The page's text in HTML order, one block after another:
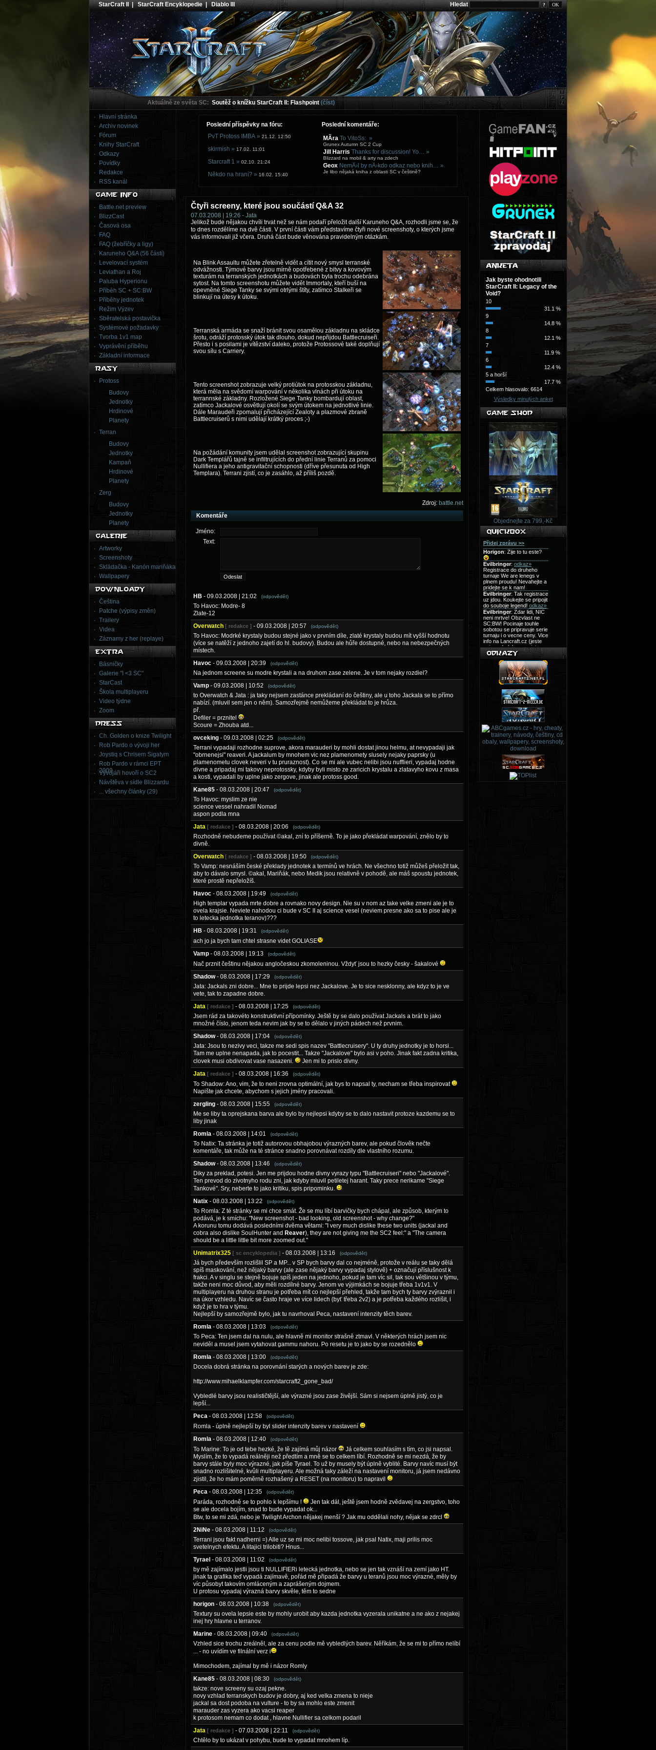
StarCraft II |StarCraft Encyklopedie|Diablo III Hledat ?
Aktuálně ze světa SC: Soutěž o knížku StarCraft II: Flashpoint (číst)
Hlavní stránka
Archiv novinek
Fórum
Knihy StarCraft
Odkazy
Povídky
Redakce
RSS kanál
Battle.net preview
BlizzCast
Časová osa
FAQ
FAQ (žebříčky a ligy)
Karuneho Q&A (56 částí)
Levelovací systém
Leviathan a Roj
Paluba Hyperionu
Příběh SC + SC:BW
Příběhy jednotek
Režim Výzev
Sběratelská postavička
Systémové požadavky
Tvorba 1v1 map
Vyprávění příběhu
Základní informace
Protoss
Budovy
Jednotky
Hrdinové
Planety
Terran
Budovy
Jednotky
Kampaň
Hrdinové
Planety
Zerg
Budovy
Jednotky
Planety
Artworky
Screenshoty
Skládačka - Kanón mariňáka
Wallpapery
Čeština
Patche (výpisy změn)
Trailery
Videa
Záznamy z her (replaye)
Básničky
Galerie "I <3 SC"
StarCast
Škola multiplayeru
Video týdne
Zoom
Ch. Golden o knize Twilight
Rob Pardo o vývoji her
Joystiq s Chrisem Sigatym
Rob Pardo v rámci EPT
2009
Vývojáři hovoří o SC2
Návštěva v sídle Blizzardu
... všechny články (29)
Poslední příspěvky na fóru:
Poslední komentáře:
PvT Protoss IMBA » 21.12. 12:50
skirmish » 17.02. 11:01
Starcraft 1 » 02.10. 21:24
Někdo na hraní? » 16.02. 15:40
MÃ­ra To VitoSs: »
Grunex Autumn SC 2 Cup
Jill Harris Thanks for discussion! Yo… »
Blizzard na mobil & arty na zdech
Geox NemÄ›l by nÄ›kdo odkaz nebo knih… »
Je libo nějaká kniha z oblasti SC v češtině?
Čtyři screeny, které jsou součástí Q&A 32
07.03.2008 | 19:26 - Jata
Jelikož bude nějakou chvíli trvat než se nám podaří přeložit další Karuneho Q&A, rozhodli jsme se, že
to dnes rozdělíme na dvě části. V první části vám představíme čtyři nové screenshoty, o kterých jsme
vás informovali již včera. Druhá část bude věnována pravidelným otázkám.
Na Blink Assaultu můžete zřetelně vidět a cítit nový smysl terranské
odvážnosti. Týmové barvy jsou mírně opotřebené z bitvy a kovovým
texturám na terranských jednotkách a budovách byla trochu odebrána
sytost. Na tomto screenshotu můžete vidět Immortaly, kteří buší na
opevněné Siege Tanky se svými otrlými štíty, zatímco Stalkeři se
blinkují na útesy k útoku.
Terranská armáda se snaží bránit svou osamělou základnu na skládce
šrotu, odráží protosský útok tak dlouho, dokud nepřijdou Battlecruiseři.
Přesto i s posilami je vítězství daleko, protože Protossové také doplňují
svou sílu s Carriery.
Tento screenshot zobrazuje velký protiútok na protosskou základnu,
která měla na svědomí warpování v několika vlnách při útoku na
terrannské základny. Rozložené Siege Tanky bombardují oblast,
zatímco Jackalové osvětlují okolí se svým útokem na jednotlivé linie.
Dále Maraudeři zpomalují přicházející Zealoty a plazmové zbraně
Battlecruiserů s nimi udělají krátký proces ;-)
Na požádání komunity jsem udělal screenshot zobrazující skupinu
Dark Templářů tajně se infiltrujících do přední linie Terranů za pomoci
Nullifiera a jeho antigravitační schopnosti (dříve přesunuta od High
Templara). Terrani zjistí, co je zasáhlo, až příliš pozdě.
Zdroj: battle.net
Komentáře
Jméno:
Text:
HB - 09.03.2008 | 21:02 (odpovědět)
To Havoc: Modre- 8
Zlate-12
Overwatch [ redakce ] - 09.03.2008 | 20:57 (odpovědět)
To Havoc: Modrké krystaly budou stejné jako v prvním díle, zlaté krystaly budou mít vyšší hodnotu
(více se natěží z jednoho zajetí do hl. budovy). Budou ale hůře dostupné, nebo na nebezpečných
místech.
Havoc - 09.03.2008 | 20:39 (odpovědět)
Na jednom screene su modre krystali a na druhom zase zelene. Je v tom nejaky rozdiel?
Vamp - 09.03.2008 | 10:52 (odpovědět)
to Overwatch & Jata : ja taky nejsem zastánce prekládaní do češtiny, ale u toho Jackala se to přímo
nabízí. (mluvil sem jen o něm). Samozřejmě nemůžeme překládat to je hrůza.
př.
Defiler = prznitel
Scoure = Zhouba atd...
ovceking - 09.03.2008 | 02:25 (odpovědět)
Terrani vypadaji rozhodne suprove, akora marauderi by mohli dostat jinou helmu, at nevypadaji jak
"obrnenejsi" reaveri. A jackalum by mnohem vic nez plamenomety slusely nejaky paprsky (u
plamenometu clovek neveri v tu pruraznost). Co se mi ale vubec nelibi jsou nufflieri, vypadaj hodne
divne a pripadaj mi takovy neprotossky, kdyby byli misto ze zaricich krystalu a zlatavyho kovu z masa
a kosti, vypadali by uplne jako zergove, jinak ale protoss good.
Kane85 - 08.03.2008 | 20:47 (odpovědět)
To Havoc: myslim ze nie
science vessel nahradil Nomad
aspon podla mna
Jata [ redakce ] - 08.03.2008 | 20:06 (odpovědět)
Rozhodně nebudeme používat ©akal, zní to příšerně. To je jako překládat warpování, znělo by to
divně.
Overwatch [ redakce ] - 08.03.2008 | 19:50 (odpovědět)
To Vamp: nesnáším české překlady jednotek a termínů ve hrách. Ne všechno totiž můžeš přeložit tak,
aby to dávalo smysl. ©akal, Mariňák, nebo Medik jsou relativně v pohodě, ale máš spoustu jednotek,
které prostě nepřeložíš.
Havoc - 08.03.2008 | 19:49 (odpovědět)
High templar vypada mrte dobre a rovnako novy design. Nie su v nom az take velke zmeni ale je to
ovela krajsie. Neviete nahodou ci bude v SC II aj science vesel (neviem presne ako sa to pise ale je
to letecka jednotka teranov)???
HB - 08.03.2008 | 19:31 (odpovědět)
ach jo ja bych tam chtel strasne videt GOLIASE
Vamp - 08.03.2008 | 19:13 (odpovědět)
Nač prznit češtinu nějakou angločeskou zkomoleninou. Vždyť jsou to hezky česky - šakalové
Shadow - 08.03.2008 | 17:29 (odpovědět)
Jata: Jackals zni dobre... Mne to prijde lepsi nez Jackalove. Je to sice nesklonny, ale kdyz to je ve
vete, tak to zapadne dobre.
Jata [ redakce ] - 08.03.2008 | 17:25 (odpovědět)
Jsem rád za takovéto konstruktivní přípomínky. Ještě by se dalo používat Jackals a brát to jako
množné číslo, jenom teda nevim jak by se to dělalo v jiných pádech než prvnim.
Shadow - 08.03.2008 | 17:04 (odpovědět)
Jata: Jsou to nezivy veci, takze me sedi spis nazev "Battlecruisery". U ty druhy jednotky je to horsi...
Tam me uplne nenapada, jak to pocestit... Takze "Jackalove" bylo asi v poho. Jinak fakt zadna kritika,
clovek musi obdivovat vase nasazeni.
Jen mi to prislo divny.
Jata [ redakce ] - 08.03.2008 | 16:36 (odpovědět)
To Shadow: Ano, vim, že to neni zrovna optimální, jak bys to napsal ty, necham se třeba inspirovat
Napište jak chcete, abychom s jejich jmény pracovali.
zergling - 08.03.2008 | 15:55 (odpovědět)
Me se liby ta oprejskana barva ale bylo by nejlepsi kdyby se to dalo nastavit protoze kazdemu se to
liby jinak
Romla - 08.03.2008 | 14:01 (odpovědět)
To Natix: Ta stránka je totiž autorovou obhajobou výrazných barev, ale pokud člověk nečte
komentáře, tak může na té stránce snadno porovnávat rozdíly dle vlastního rozumu.
Shadow - 08.03.2008 | 13:46 (odpovědět)
Diky za preklad, potesi. Jen me prijdou hodne divny vyrazy typu "Battlecruiseri" nebo "Jackalové".
Ten prevod do zivotnyho rodu zni, jak kdyby mluvil petiletej harant. Taky prece nerikame "Siege
Tankové". Sry, neberte to jako kritiku, spis pripominku.
Natix - 08.03.2008 | 13:22 (odpovědět)
To Romla: Z té stránky se mi chce smát. Že se mu líbí barvičky bych chápal, ale způsob, kterým to
podává, je k smíchu: "New screenshot - bad looking, old screenshot - why change?"
A korunu tomu dodává posledními dvěma větami: "I very much dislike these two units (jackal and
cobra also dislike SoulHunter and Reaver), they are not giving me the SC2 feel:" a "The camera
should be a little little bit more zoomed out."
Unimatrix325 [ sc encyklopedia ] - 08.03.2008 | 13:16 (odpovědět)
Já bych především rozlišlil SP a MP... v SP bych barvy dal co nejméně, protože v reálu se taky dělá
spíš maskování, než nějaký barvy (ale zase nějaký barvy vypadaj stylově) + označují příslušnost k
frakci. A v singlu se stejně bojuje spíš jeden na jednoho, pokud je tam víc sil, tak sou většinou v týmu,
takže neni moc důvod, aby měli rozdílné barvy. Jenom ve výjimkách se bojuje třeba 1v1v1. V
multiplayeru na druhou stranu je potřeba mít co nejlepší přehled, takže tam bych ty barvy zvýraznil i
na úkor vzhledu. Navíc se často hraje ve více lidech (byť třeba 2v2) a je potřeba každého rozlišit, i
když je to hra v týmu.
Nejlepší by samozřejmě bylo, jak tu navrhoval Peca, nastavení intenzity těch barev.
Romla - 08.03.2008 | 13:03 (odpovědět)
To Peca: Ten jsem dal na nulu, ale hlavně mi monitor strašně ztmavl. V některých hrách jsem nic
neviděl a musel jsem vytahovat gammu nahoru. Po resetu je to jako by se rozednělo
Romla - 08.03.2008 | 13:00 (odpovědět)
Docela dobrá stránka na porovnání starých a nových barev je zde:
http://www.mihaelklampfer.com/starcraft2_gone_bad/
Vybledlé barvy jsou realističtější, ale výrazné jsou zase živější. Sám si nejsem úplně jistý, co je
lepší...
Peca - 08.03.2008 | 12:58 (odpovědět)
Romla - úplně nejlepší by byl slider intenzity barev v nastavení
Romla - 08.03.2008 | 12:40 (odpovědět)
To Marine: To je od tebe hezké, že tě zajímá můj názor
Já celkem souhlasím s tím, co jsi napsal.
Myslím, že to vypadá reálněji než předtím a mně se to celkem líbí. Rozhodně se mi nezdá, že by
barvy stále byly moc výrazné, jak píše Tyrael. To už by musely být úplně vyblité. Barvy navíc musí být
snadno rozlišitelné, kvůli multiplayeru. Ale možná taky záleží na nastavení monitoru, já jsem nedávno
zjistil, že ho mám poměrně rozhašený a RESET (na monitoru) to napravil
Peca - 08.03.2008 | 12:35 (odpovědět)
Paráda, rozhodně se to pohlo k lepšímu !
Jen tak dál, ještě jsem hodně zvědavej na zergstvo, toho
se ale docela bojím, snad to bude vypadat ok...
Btw, to se mi zdá, nebo je Twilight Archon nějakej menší ? Jak mu oddělali nohy, nějak se zdrcl
2NiNe - 08.03.2008 | 11:12 (odpovědět)
Terrani jsou fakt nadherni =) Alle uz se mi moc nelibi tossove, jak psal Natix, maji prilis moc
svetelnych efektu. A litajici trilobiti? Hnus...
Tyrael - 08.03.2008 | 11:02 (odpovědět)
by mě zajímalo jestli jsou ti NULLIFIERi letecká jednotka, nebo se jen tak vznáší na zemí jako HT.
jinak ta grafika teď vypadá zajímavě, pořád mě připadá že barvy u teranů jsou moc výrazné, měly by
víc působyt takovím omláceným a zaprášeným dojmem.
U protosu vypadaj výrazná barvy skvěle, těm to sedne
horigon - 08.03.2008 | 10:38 (odpovědět)
Textury su ovela lepsie este by mohly urobit aby kazda jednotka vyzerala unikatne a ne ako z nejakej
inej hry hlavne u terranov.
Marine - 08.03.2008 | 09:40 (odpovědět)
Vzhled sice trochu zreálněl, ale za cenu podle mě vybledlých barev. Něříkám, že se mi to přímo nelíbí
... - no uvídím ve filnální verz i
Mimochodem, zajímal by mě i názor Romly
Kane85 - 08.03.2008 | 08:30 (odpovědět)
takze: nove screeny su ozaj pekne.
novy vzhlad terranskych budov je dobry, aj ked velka zmena to nieje
jackal sa dost podoba na vulture - to by sa mohlo este zmenit
marauder zas vyzera ako vacsi reaper
k protosom nemam co dodat , hlavne Nullifier sa celkom podaril
Jata [ redakce ] - 07.03.2008 | 22:11 (odpovědět)
Chtělo by to ukázat v pohybu, bude to vypadat mnohem líp.
Jak byste ohodnotili
StarCraft II: Legacy of the
Void?
10
31.1 %
9
14.8 %
8
12.1 %
7
11.9 %
6
12.4 %
5 a horší
17.7 %
Celkem hlasovalo: 6614
Výsledky minulých anket
Objednejte za 799,-Kč